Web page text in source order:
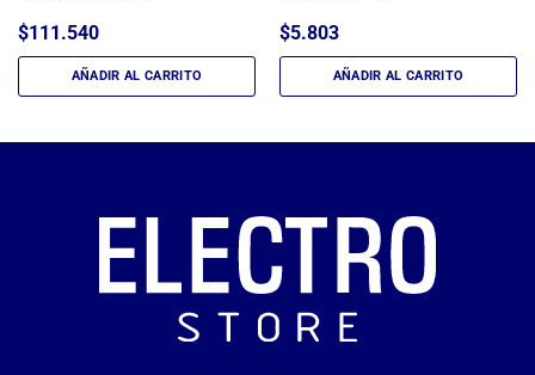
$111.540
AÑADIR AL CARRITO
$5.803
AÑADIR AL CARRITO